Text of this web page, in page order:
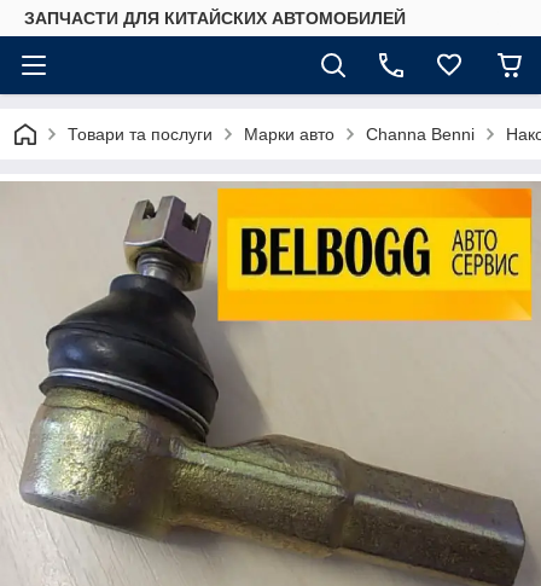
ЗАПЧАСТИ ДЛЯ КИТАЙСКИХ АВТОМОБИЛЕЙ
Товари та послуги Марки авто Сhannа Benni